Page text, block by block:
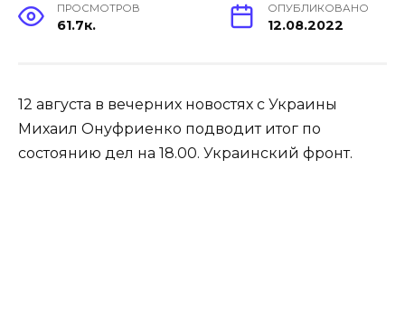
ПРОСМОТРОВ
61.7к.
ОПУБЛИКОВАНО
12.08.2022
12 августа в вечерних новостях с Украины
Михаил Онуфриенко подводит итог по
состоянию дел на 18.00. Украинский фронт.